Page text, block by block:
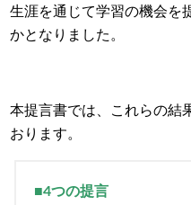
生涯を通じて学習の機会を
かとなりました。
本提言書では、これらの結
おります。
■4つの提言